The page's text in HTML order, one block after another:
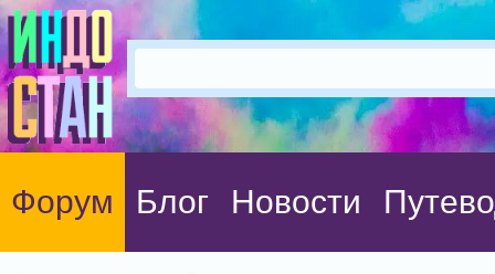
Форум Блог Новости